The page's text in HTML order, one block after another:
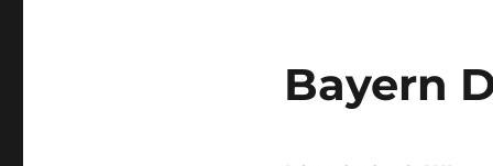
Bayern